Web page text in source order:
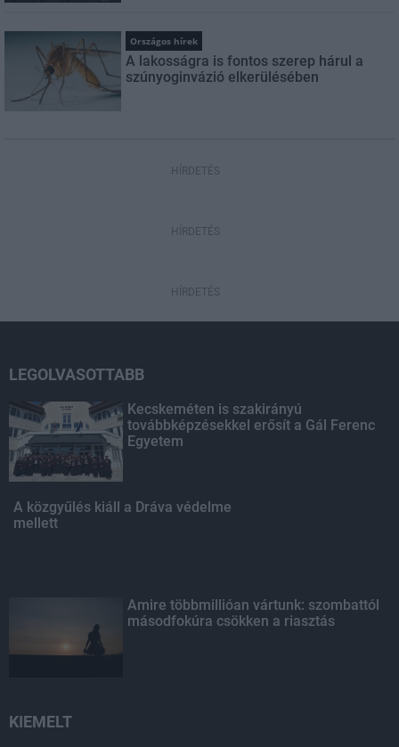
Országos hírek
A lakosságra is fontos szerep hárul a
szúnyoginvázió elkerülésében
HÍRDETÉS
HÍRDETÉS
HÍRDETÉS
LEGOLVASOTTABB
Kecskeméten is szakirányú
továbbképzésekkel erősít a Gál Ferenc
Egyetem
A közgyűlés kiáll a Dráva védelme
mellett
Amire többmillióan vártunk: szombattól
másodfokúra csökken a riasztás
KIEMELT